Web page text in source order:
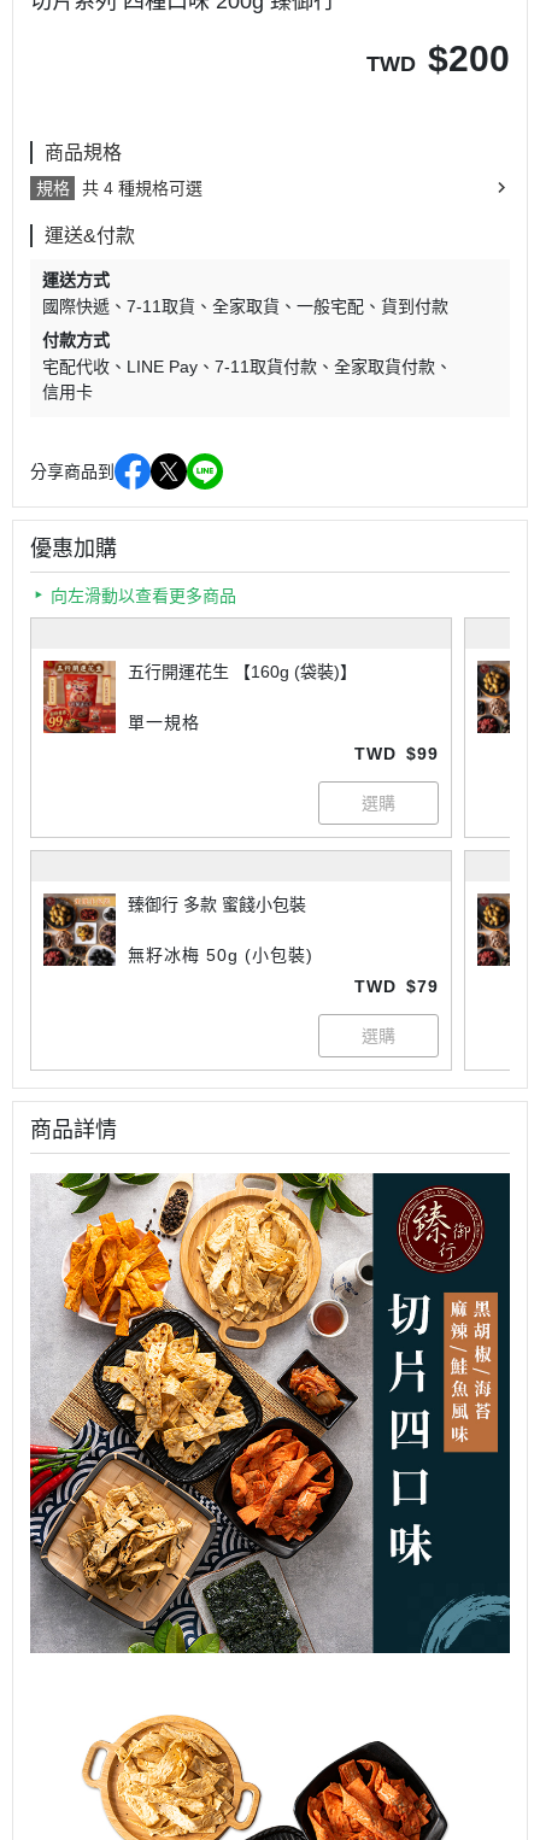
TWD $200
商品規格
規格 共 4 種規格可選
運送&付款
運送方式
國際快遞
7-11取貨 全家取貨 一般宅配
貨到付款
付款方式
宅配代收
LINE Pay 7-11取貨付款
全家取貨付款
信用卡
分享商品到
優惠加購
向左滑動以查看更多商品
五行開運花生 【160g (袋裝)】
單一規格
TWD $99
臻御行 多款 蜜餞小包裝
無籽冰梅 50g (小包裝)
TWD $79
商品詳情